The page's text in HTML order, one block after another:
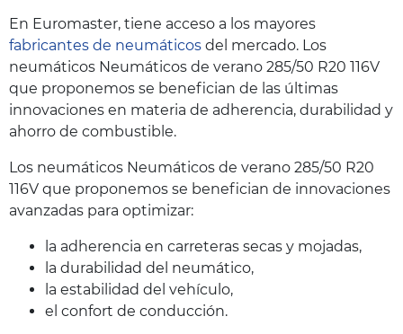
En Euromaster, tiene acceso a los mayores
fabricantes de neumáticos del mercado. Los
neumáticos Neumáticos de verano 285/50 R20 116V
que proponemos se benefician de las últimas
innovaciones en materia de adherencia, durabilidad y
ahorro de combustible.
Los neumáticos Neumáticos de verano 285/50 R20
116V que proponemos se benefician de innovaciones
avanzadas para optimizar:
la adherencia en carreteras secas y mojadas,
la durabilidad del neumático,
la estabilidad del vehículo,
el confort de conducción.